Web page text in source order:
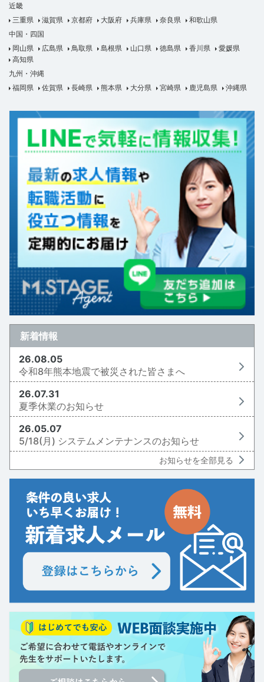
近畿
三重県
滋賀県 京都府 大阪府 兵庫県 奈良県
和歌山県
中国・四国
岡山県
広島県 鳥取県 島根県 山口県 徳島県 香川県
愛媛県
高知県
九州・沖縄
福岡県
佐賀県 長崎県 熊本県 大分県 宮崎県 鹿児島県 沖縄県
新着情報
26.08.05
令和8年熊本地震で被災された皆さまへ
26.07.31
夏季休業のお知らせ
26.05.07
5/18(月) システムメンテナンスのお知らせ
お知らせを全部見る